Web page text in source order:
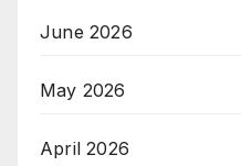
June 2026
May 2026
April 2026